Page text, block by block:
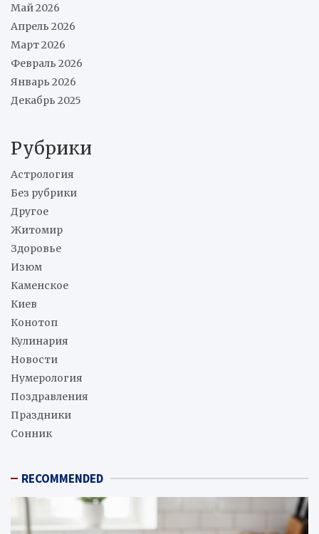
Май 2026
Апрель 2026
Март 2026
Февраль 2026
Январь 2026
Декабрь 2025
Рубрики
Астрология
Без рубрики
Другое
Житомир
Здоровье
Изюм
Каменское
Киев
Конотоп
Кулинария
Новости
Нумерология
Поздравления
Праздники
Сонник
RECOMMENDED